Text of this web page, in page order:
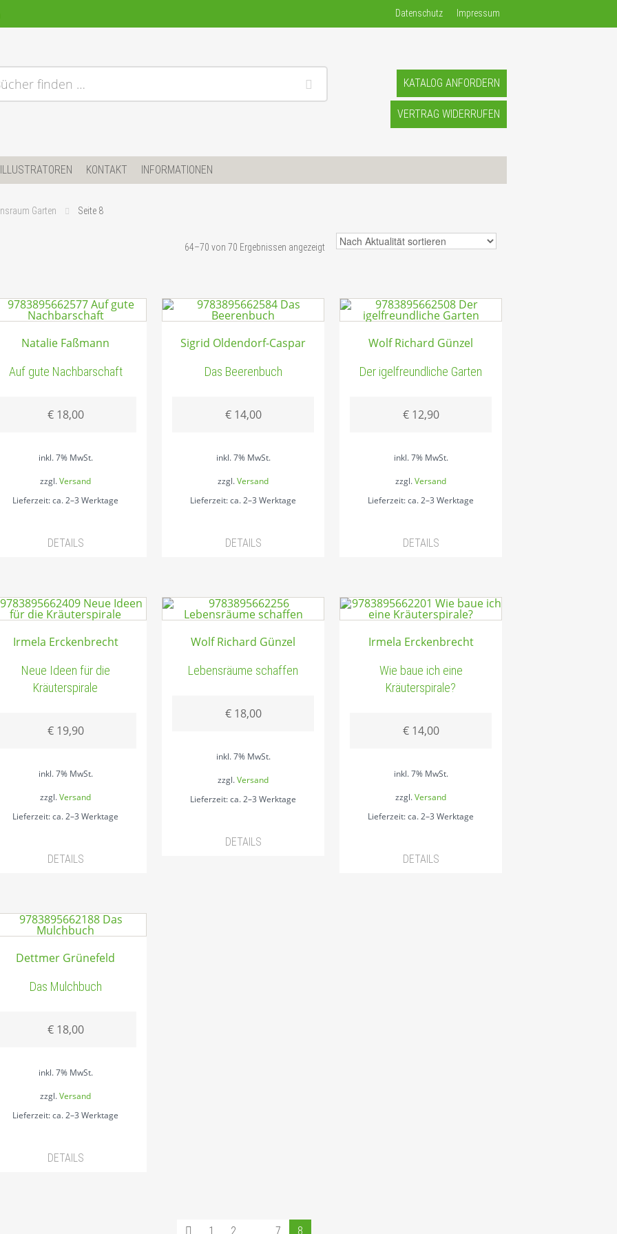
Datenschutz Impressum
KATALOG ANFORDERN
VERTRAG WIDERRUFEN
finden …
KONTAKT INFORMATIONEN
Garten Seite 8
64–70 von 70 Ergebnissen angezeigt
Natalie Faßmann
Auf gute Nachbarschaft
€18,00
inkl. 7% MwSt.
zzgl.Versand
Lieferzeit: ca. 2–3 Werktage
DETAILS
Sigrid Oldendorf-Caspar
Das Beerenbuch
€14,00
inkl. 7% MwSt.
zzgl.Versand
Lieferzeit: ca. 2–3 Werktage
DETAILS
Wolf Richard Günzel
Der igelfreundliche Garten
€12,90
inkl. 7% MwSt.
zzgl.Versand
Lieferzeit: ca. 2–3 Werktage
DETAILS
Irmela Erckenbrecht
Neue Ideen für die
Kräuterspirale
€19,90
inkl. 7% MwSt.
zzgl.Versand
Lieferzeit: ca. 2–3 Werktage
DETAILS
Wolf Richard Günzel
Lebensräume schaffen
€18,00
inkl. 7% MwSt.
zzgl.Versand
Lieferzeit: ca. 2–3 Werktage
DETAILS
Irmela Erckenbrecht
Wie baue ich eine
Kräuterspirale?
€14,00
inkl. 7% MwSt.
zzgl.Versand
Lieferzeit: ca. 2–3 Werktage
DETAILS
Dettmer Grünefeld
Das Mulchbuch
€18,00
inkl. 7% MwSt.
zzgl.Versand
Lieferzeit: ca. 2–3 Werktage
DETAILS
1 2 7 8